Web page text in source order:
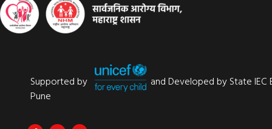
Supported by
and Developed by State IEC
Pune